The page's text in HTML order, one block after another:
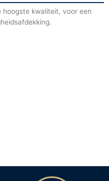
hoogste kwaliteit, voor een